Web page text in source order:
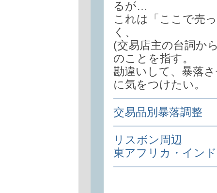
るが…
これは「ここで売
く、
(交易店主の台詞か
のことを指す。
勘違いして、暴落
に気をつけたい。
交易品別暴落調整
リスボン周辺
東アフリカ・イン